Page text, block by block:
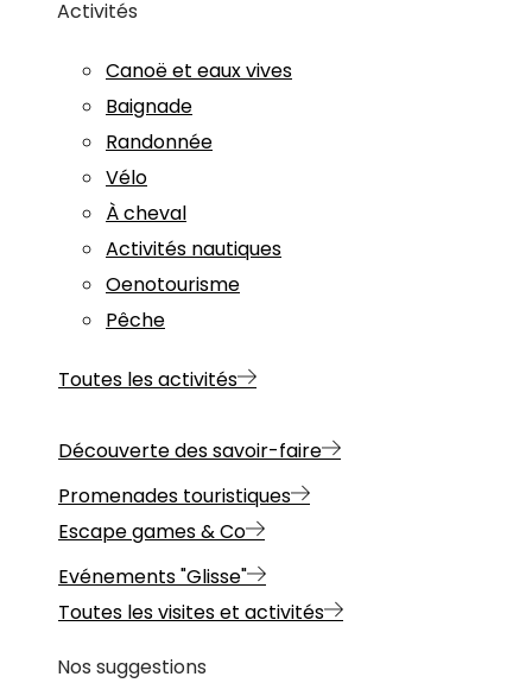
Activités
Canoë et eaux vives
Baignade
Randonnée
Vélo
À cheval
Activités nautiques
Oenotourisme
Pêche
Toutes les activités
Découverte des savoir-faire
Promenades touristiques
Escape games & Co
Evénements "Glisse"
Toutes les visites et activités
Nos suggestions